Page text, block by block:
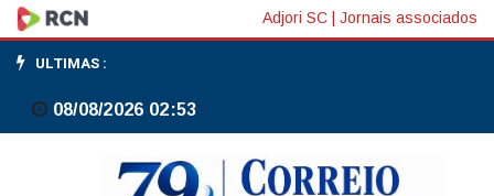
Fazenda
eleva
para
Adjori SC Jornais associados
ULTIMAS :
08/08/2026 02:53